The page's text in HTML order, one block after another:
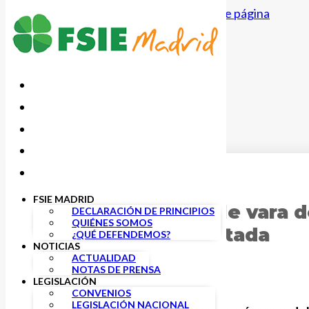
Saltar al contenido principal Saltar al pie de página
FSIE MADRID
DECLARACIÓN DE PRINCIPIOS
QUIÉNES SOMOS
¿QUÉ DEFENDEMOS?
NOTICIAS
ACTUALIDAD
NOTAS DE PRENSA
LEGISLACIÓN
CONVENIOS
LEGISLACIÓN NACIONAL
FSIE critica la doble vara
Enseñanza Concertada